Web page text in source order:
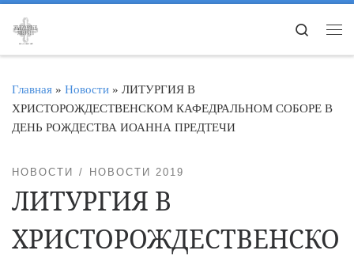
Перейти к содержимому
Search
Главная » Новости » ЛИТУРГИЯ В
ХРИСТОРОЖДЕСТВЕНСКОМ КАФЕДРАЛЬНОМ СОБОРЕ В
ДЕНЬ РОЖДЕСТВА ИОАННА ПРЕДТЕЧИ
НОВОСТИ НОВОСТИ 2019
ЛИТУРГИЯ В
ХРИСТОРОЖДЕСТВЕНСКО